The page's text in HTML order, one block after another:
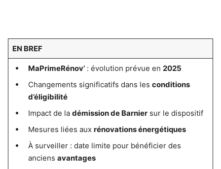
EN BREF
MaPrimeRénov’: évolution prévue en 2025
Changements significatifs dans les conditions
d’éligibilité
Impact de la démission de Barniersur le dispositif
Mesures liées aux rénovations énergétiques
À surveiller : date limite pour bénéficier des
anciens avantages